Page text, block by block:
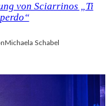
von Sciarrinos „Ti
Michaela Schabel